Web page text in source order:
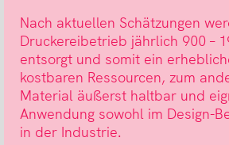
Nach aktuellen Schätzungen
Druckereibetrieb jährlich 900 –
entsorgt und somit ein
kostbaren Ressourcen, zum
Material äußerst haltbar und
Anwendung sowohl im Design-
in der Industrie.